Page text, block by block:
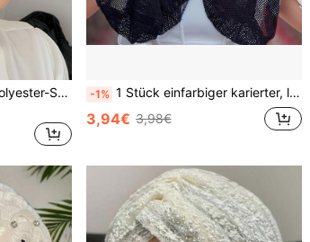
1 Stück schimmernder Polyester-Spitzen-Splicing einfarbiger Kopftuch für Frauen, elegant, exquisit, atmungsaktiv, bedeckt das Haar, geeignet für tägliche Fahrten, Versammlungen, Ausflüge, ganzjährig Valentinstag Haarnetz Schlafhaube
-1% 1 Stück einfarbiger karierter, lässiger, boho-artiger, retro-Polyester(Dacron) Kopftuchinnenfutter Hut mit Rückseite mit Lochung, atmungsaktiv, bequem, geeignet für den täglichen Gebrauch, alle Jahreszeiten, modisch & minimalistisch
3,94€ 3,98€